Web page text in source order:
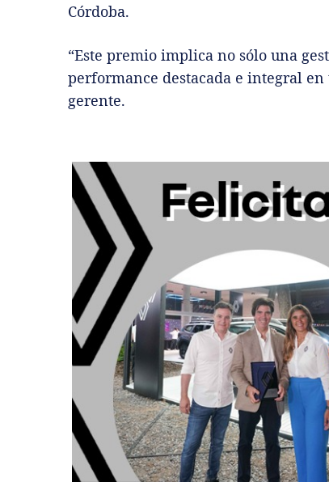
Córdoba.
“Este premio implica no sólo una
performance destacada e integral en
gerente.